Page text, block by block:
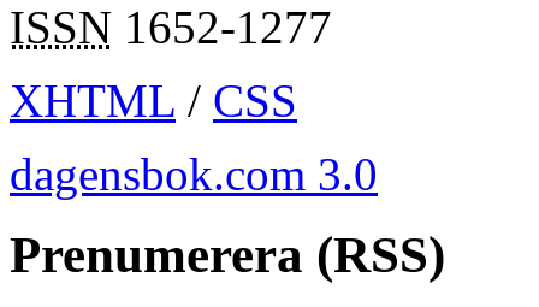
ISSN 1652-1277
XHTML / CSS
dagensbok.com 3.0
Prenumerera (RSS)